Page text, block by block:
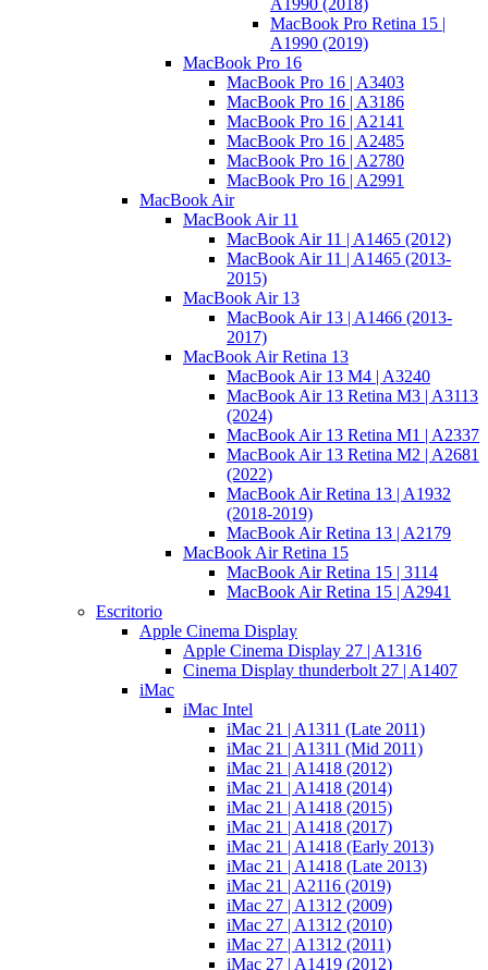
A1990 (2018)
MacBook Pro Retina 15 |
A1990 (2019)
MacBook Pro 16
MacBook Pro 16 | A3403
MacBook Pro 16 | A3186
MacBook Pro 16 | A2141
MacBook Pro 16 | A2485
MacBook Pro 16 | A2780
MacBook Pro 16 | A2991
MacBook Air
MacBook Air 11
MacBook Air 11 | A1465 (2012)
MacBook Air 11 | A1465 (2013-
2015)
MacBook Air 13
MacBook Air 13 | A1466 (2013-
2017)
MacBook Air Retina 13
MacBook Air 13 M4 | A3240
MacBook Air 13 Retina M3 | A3113
(2024)
MacBook Air 13 Retina M1 | A2337
MacBook Air 13 Retina M2 | A2681
(2022)
MacBook Air Retina 13 | A1932
(2018-2019)
MacBook Air Retina 13 | A2179
MacBook Air Retina 15
MacBook Air Retina 15 | 3114
MacBook Air Retina 15 | A2941
Escritorio
Apple Cinema Display
Apple Cinema Display 27 | A1316
Cinema Display thunderbolt 27 | A1407
iMac
iMac Intel
iMac 21 | A1311 (Late 2011)
iMac 21 | A1311 (Mid 2011)
iMac 21 | A1418 (2012)
iMac 21 | A1418 (2014)
iMac 21 | A1418 (2015)
iMac 21 | A1418 (2017)
iMac 21 | A1418 (Early 2013)
iMac 21 | A1418 (Late 2013)
iMac 21 | A2116 (2019)
iMac 27 | A1312 (2009)
iMac 27 | A1312 (2010)
iMac 27 | A1312 (2011)
iMac 27 | A1419 (2012)